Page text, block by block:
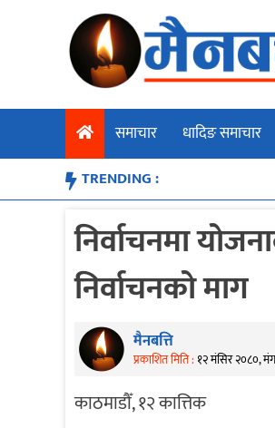
समाचार धादिङ समाचार
TRENDING :
निर्वाचनमा
निर्वाचनको माग
मैनबत्ति
प्रकाशित मिति : १२ मंसिर २०८०,
काठमाडौँ, १२ कात्तिक